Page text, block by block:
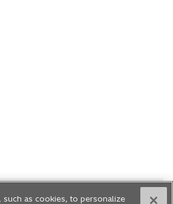
such as cookies, to personalize